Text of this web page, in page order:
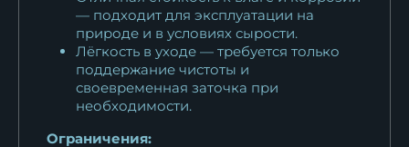
— подходит для эксплуатации на
природе и в условиях сырости.
Лёгкость в уходе — требуется только
поддержание чистоты и
своевременная заточка при
необходимости.
Ограничения: